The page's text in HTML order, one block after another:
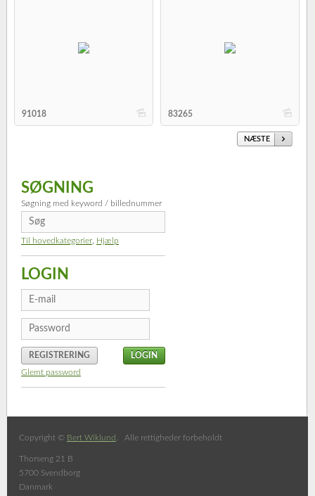
b
91018 b
83265
NÆSTE
SØGNING
Søgning med keyword / billednummer
Til hovedkategorier Hjælp
LOGIN
REGISTRERING
Glemt password
Copyright © Bert Wiklund . Alle rettigheder forbeholdt
Thorseng 21 B
5700 Svendborg
Danmark